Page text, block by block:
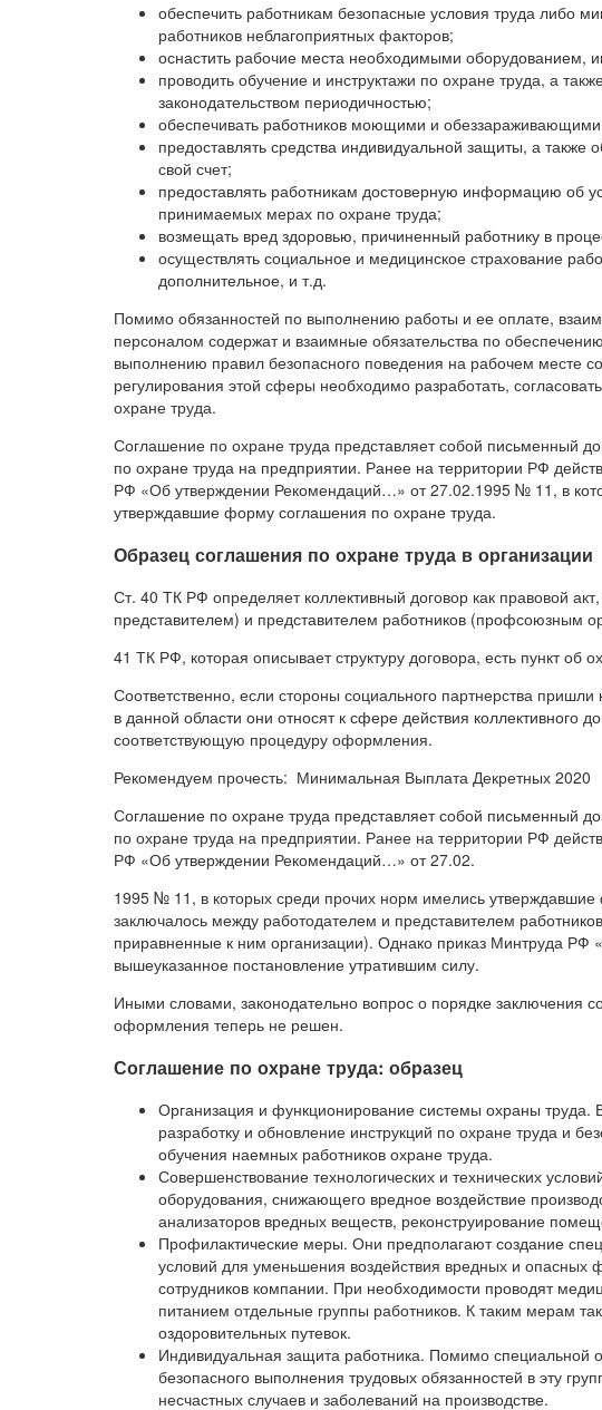
обеспечить работникам безопасные условия труда либо
работников неблагоприятных факторов;
оснастить рабочие места необходимыми оборудованием,
проводить обучение и инструктажи по охране труда, а
законодательством периодичностью;
обеспечивать работников моющими и
предоставлять средства индивидуальной защиты, а также
свой счет;
предоставлять работникам достоверную информацию об
принимаемых мерах по охране труда;
возмещать вред здоровью, причиненный работнику в
осуществлять социальное и медицинское страхование
дополнительное, и т.д.
Помимо обязанностей по выполнению работы и ее оплате,
персоналом содержат и взаимные обязательства по
выполнению правил безопасного поведения на рабочем месте
регулирования этой сферы необходимо разработать,
охране труда.
Соглашение по охране труда представляет собой письменный
по охране труда на предприятии. Ранее на территории РФ
РФ «Об утверждении Рекомендаций…» от 27.02.1995 № 11, в
утверждавшие форму соглашения по охране труда.
Образец соглашения по охране труда в организации
Ст. 40 ТК РФ определяет коллективный договор как правовой
представителем) и представителем работников (профсоюзным
41 ТК РФ, которая описывает структуру договора, есть пункт об
Соответственно, если стороны социального партнерства
в данной области они относят к сфере действия коллективного
соответствующую процедуру оформления.
Рекомендуем прочесть: Минимальная Выплата Декретных 2020
Соглашение по охране труда представляет собой письменный
по охране труда на предприятии. Ранее на территории РФ
РФ «Об утверждении Рекомендаций…» от 27.02.
1995 № 11, в которых среди прочих норм имелись
заключалось между работодателем и представителем
приравненные к ним организации). Однако приказ Минтруда
вышеуказанное постановление утратившим силу.
Иными словами, законодательно вопрос о порядке заключения
оформления теперь не решен.
Соглашение по охране труда: образец
Организация и функционирование системы охраны труда.
разработку и обновление инструкций по охране труда и
обучения наемных работников охране труда.
Совершенствование технологических и технических
оборудования, снижающего вредное воздействие
анализаторов вредных веществ, реконструирование
Профилактические меры. Они предполагают создание
условий для уменьшения воздействия вредных и опасных
сотрудников компании. При необходимости проводят
питанием отдельные группы работников. К таким мерам
оздоровительных путевок.
Индивидуальная защита работника. Помимо специальной
безопасного выполнения трудовых обязанностей в эту
несчастных случаев и заболеваний на производстве.